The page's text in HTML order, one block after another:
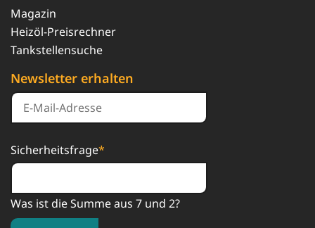
Magazin
Heizöl-Preisrechner
Tankstellensuche
Newsletter erhalten
Sicherheitsfrage*
Was ist die Summe aus 7 und 2?